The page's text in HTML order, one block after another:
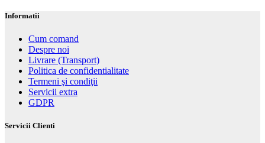
Informatii
Cum comand
Despre noi
Livrare (Transport)
Politica de confidentialitate
Termeni şi condiţii
Servicii extra
GDPR
Servicii Clienti